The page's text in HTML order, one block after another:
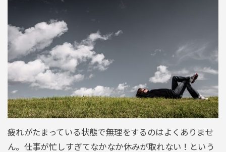
疲れがたまっている状態で無理をするのはよくありませ
ん。仕事が忙しすぎてなかなか休みが取れない！という